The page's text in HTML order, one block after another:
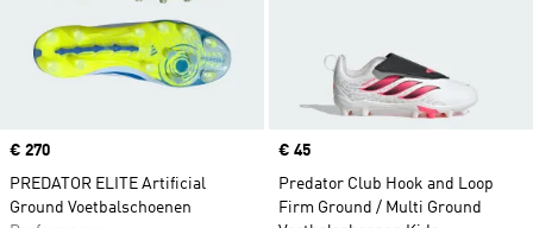
Price
€ 270
PREDATOR ELITE Artificial
Ground Voetbalschoenen
Price
€ 45
Predator Club Hook and Loop
Firm Ground / Multi Ground